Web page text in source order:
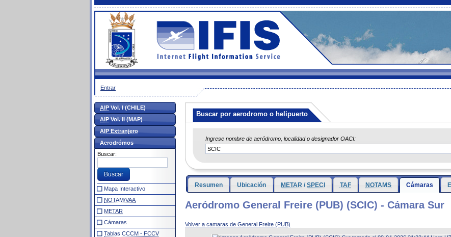
Entrar
Buscar por aerodromo o helipuerto
Ingrese nombre de aeródromo, localidad o designador OACI:
Resumen Ubicación METAR /SPECI TAF NOTAMS Cámaras
Aeródromo General Freire (PUB) (SCIC) - Cámara Sur
Volver a camaras de General Freire (PUB)
AIPVol. I (CHILE)
AIPVol. II (MAP)
AIP Extranjero
Aerodrómos
Buscar:
Mapa Interactivo
NOTAM/VAA
METAR
Cámaras
Tablas CCCM - FCCV